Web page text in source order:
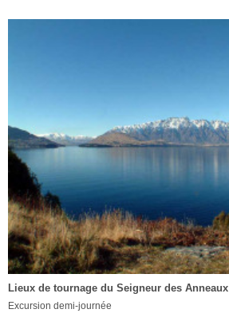
Lieux de tournage du Seigneur des Anneaux
Excursion demi-journée